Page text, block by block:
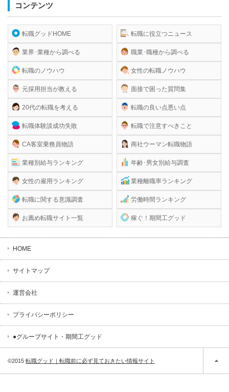
コンテンツ
転職グッドHOME
業界･業種から調べる
転職のノウハウ
元採用担当が教える
20代の転職を考える
転職体験談成功失敗
CA客室乗務員物語
業種別給与ランキング
女性の雇用ランキング
転職に関する意識調査
お薦め転職サイト一覧
転職に役立つニュース
職業･職種から調べる
女性の転職ノウハウ
面接で困った質問集
転職の良い点悪い点
転職で注意すべきこと
商社ウーマン転職物語
年齢･男女別給与調査
業種離職率ランキング
労働時間ランキング
稼ぐ！期間工グッド
HOME
サイトマップ
運営会社
プライバシーポリシー
●グループサイト・期間工グッド
©2015 転職グッド｜転職前に必ず見ておきたい情報サイト